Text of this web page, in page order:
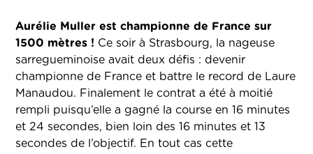
Aurélie Muller est championne de France sur
1500 mètres ! Ce soir à Strasbourg, la nageuse
sarregueminoise avait deux défis : devenir
championne de France et battre le record de Laure
Manaudou. Finalement le contrat a été à moitié
rempli puisqu’elle a gagné la course en 16 minutes
et 24 secondes, bien loin des 16 minutes et 13
secondes de l’objectif. En tout cas cette